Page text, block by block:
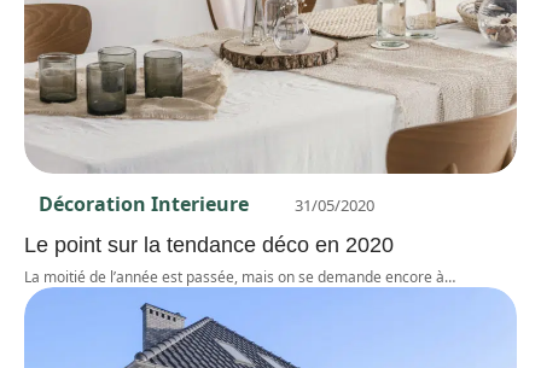
Décoration Interieure 31/05/2020
Le point sur la tendance déco en 2020
La moitié de l’année est passée, mais on se demande encore à…